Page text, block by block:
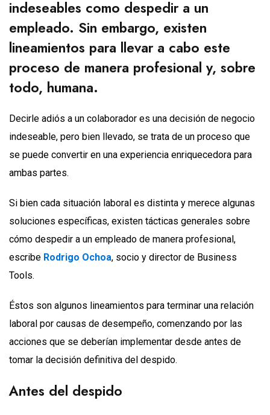
indeseables como despedir a un
empleado. Sin embargo, existen
lineamientos para llevar a cabo este
proceso de manera profesional y, sobre
todo, humana.
Decirle adiós a un colaborador es una decisión de negocio
indeseable, pero bien llevado, se trata de un proceso que
se puede convertir en una experiencia enriquecedora para
ambas partes.
Si bien cada situación laboral es distinta y merece algunas
soluciones específicas, existen tácticas generales sobre
cómo despedir a un empleado de manera profesional,
escribe Rodrigo Ochoa, socio y director de Business
Tools.
Éstos son algunos lineamientos para terminar una relación
laboral por causas de desempeño, comenzando por las
acciones que se deberían implementar desde antes de
tomar la decisión definitiva del despido.
Antes del despido